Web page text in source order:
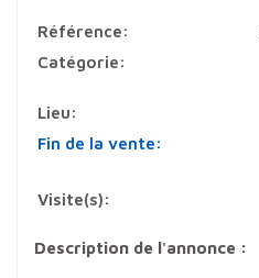
Référence:
Catégorie:
Lieu:
Fin de la vente:
Visite(s):
Description de l'annonce :